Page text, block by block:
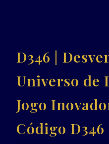
D346 |
Universo de
Jogo
Código D346